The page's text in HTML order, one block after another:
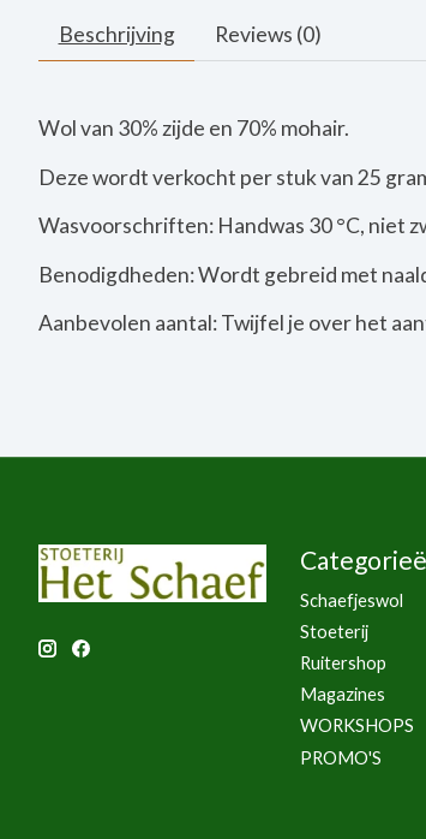
Beschrijving Reviews (0)
Wol van 30% zijde en 70% mohair.
Deze wordt verkocht per stuk van 25
Wasvoorschriften: Handwas 30 °C, niet
Benodigdheden: Wordt gebreid met
Aanbevolen aantal: Twijfel je over het
Schaefjeswol
Stoeterij
Ruitershop
Magazines
WORKSHOPS
PROMO'S